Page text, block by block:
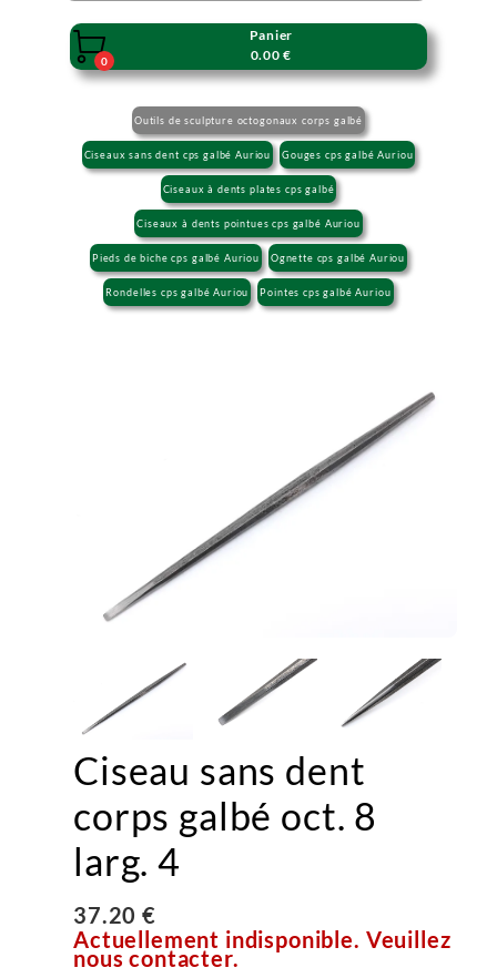

0
Panier
0.00 €
Outils de sculpture octogonaux corps galbé
Ciseaux sans dent cps galbé Auriou Gouges cps galbé Auriou
Ciseaux à dents plates cps galbé
Ciseaux à dents pointues cps galbé Auriou
Pieds de biche cps galbé Auriou Ognette cps galbé Auriou
Rondelles cps galbé Auriou Pointes cps galbé Auriou
Ciseau sans dent
corps galbé oct. 8
larg. 4
37.20 €
Actuellement indisponible. Veuillez
nous contacter.